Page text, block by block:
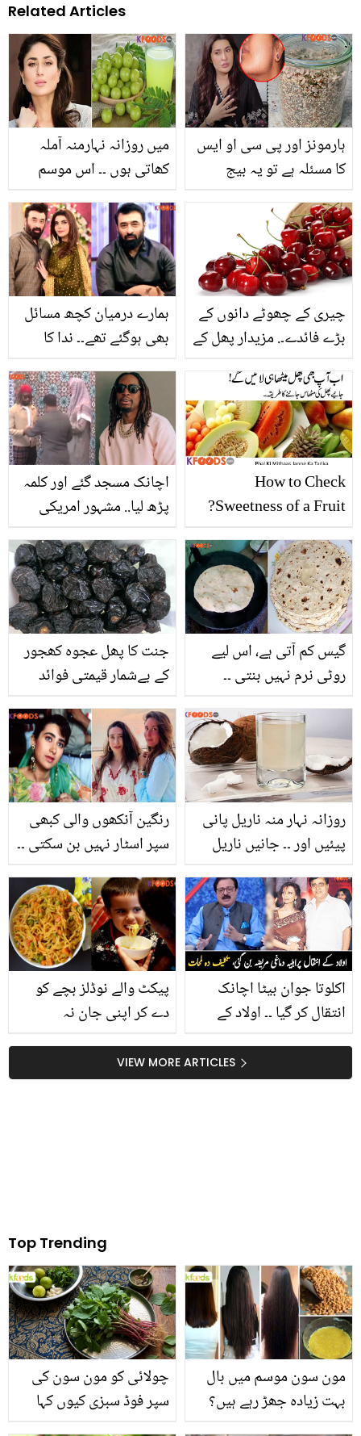
Related Articles
میں روزانہ نہارمنہ آملہ
کھاتی ہوں ۔۔ اس موسم
ہے؟ جانیئے وہ فائدے جو
کرینہ کپور بھی بتاتی ہیں
ہارمونز اور پی سی او ایس
کا مسئلہ ہے تو یہ بیج
بتائے ہوئے 6 بیج جو کریں
خواتین کی بڑی مشکل
آسان
ہمارے درمیان کچھ مسائل
بھی ہوگئے تھے۔۔ ندا کا
کو کیوں پسند نہیں؟
چیری کے چھوٹے دانوں کے
بڑے فائدے۔. مزیدار پھل کے
سونے کے بھاؤ بھی ملے تو
خرید لیں
اچانک مسجد گئے اور کلمہ
پڑھ لیا.. مشہور امریکی
کی ویڈیو
How to Check
Sweetness of a Fruit?
جنت کا پھل عجوہ کھجور
کے بےشمار قیمتی فوائد
گیس کم آتی ہے، اس لیے
روٹی نرم نہیں بنتی ۔۔
کو تازہ رکھنے کا آسان
طریقہ جو انہیں دن بھر
نرم رکھے
رنگین آنکھوں والی کبھی
سپر اسٹار نہیں بن سکتی ۔۔
آنکھوں کی وجہ سے کیا
کچھ سہنا پڑا؟ کرینہ کا
انکشاف
روزانہ نہار منہ ناریل پانی
پیئیں اور ۔۔ جانیں ناریل
سے آپ کون سے فوائد
حاصل کرسکتے ہیں؟
پیکٹ والے نوڈلز بچے کو
دے کر اپنی جان نہ
بیماریوں میں مبتلا کرسکتے
اکلوتا جوان بیٹا اچانک
انتقال کر گیا ۔۔ اولاد کے
مریضہ بنا دیا، مشہور
شخصیات کی زندگی کے
VIEW MORE ARTICLES
Top Trending
چولائی کو مون سون کی
سپر فوڈ سبزی کیوں کہا
مون سون موسم میں بال
بہت زیادہ جھڑ رہے ہیں؟